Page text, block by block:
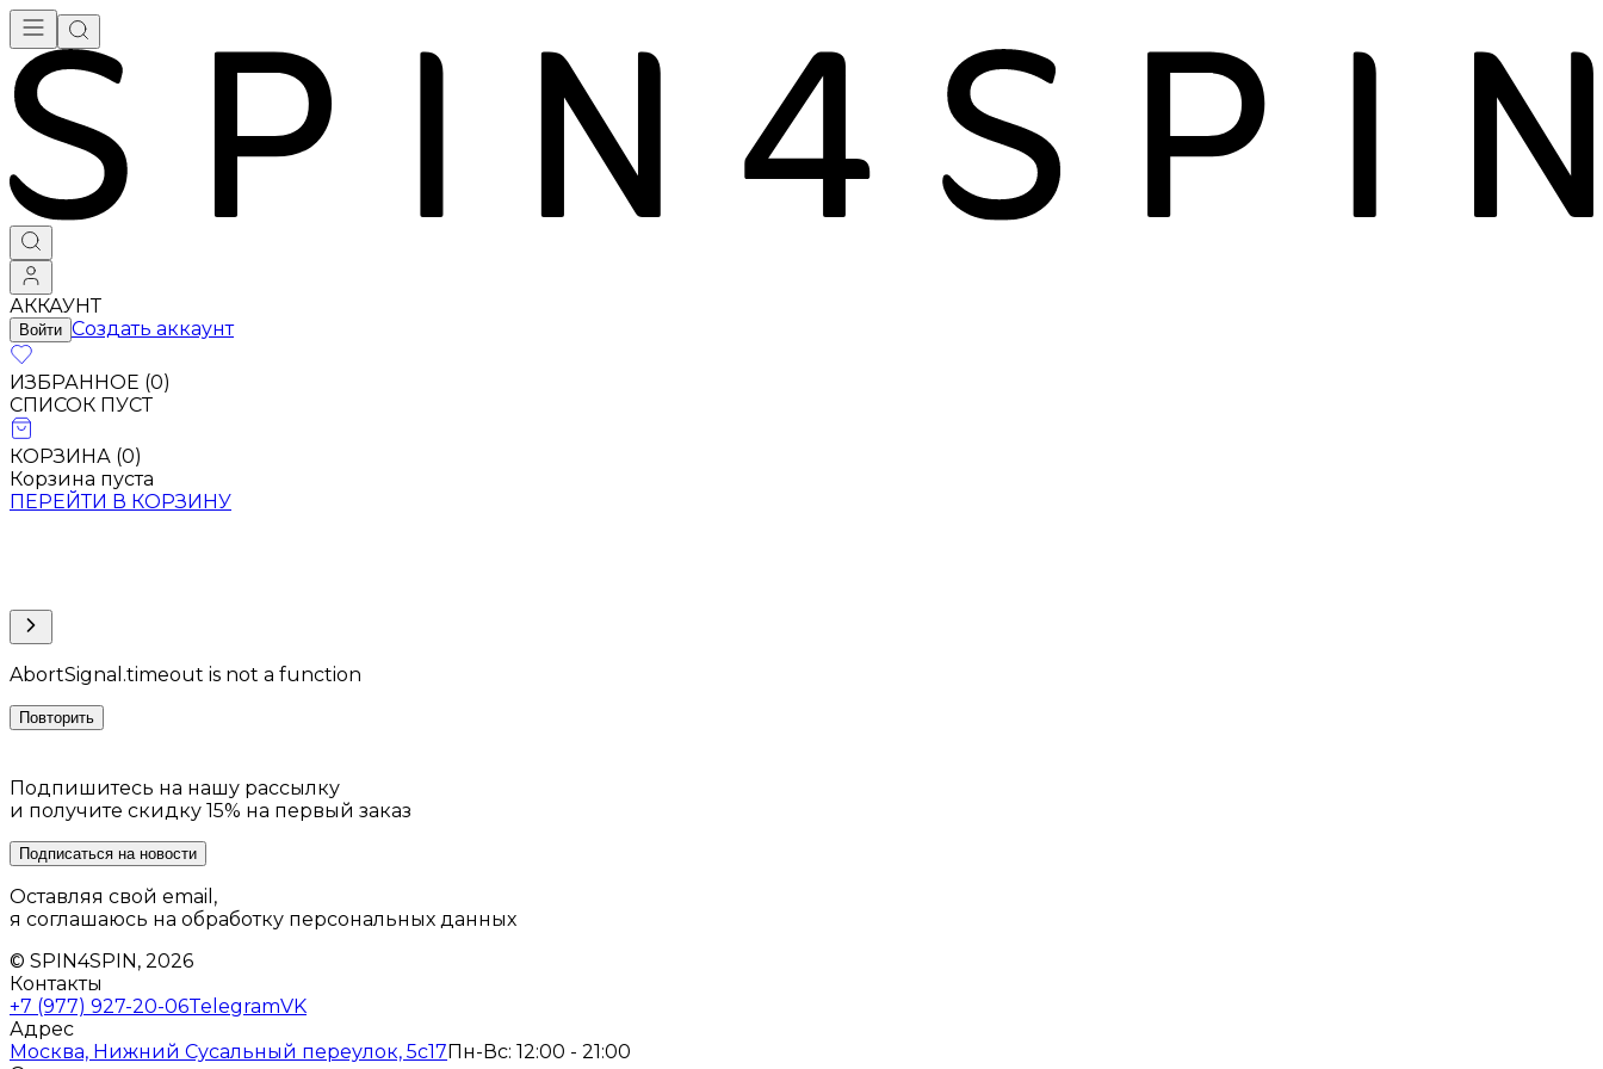
АККАУНТ
Войти Создать аккаунт
ИЗБРАННОЕ (0)
СПИСОК ПУСТ
КОРЗИНА (0)
Корзина пуста
ПЕРЕЙТИ В КОРЗИНУ
AbortSignal.timeout is not a function
Повторить
Подпишитесь на нашу рассылку
и получите скидку 15% на первый заказ
Подписаться на новости
Оставляя свой email,
я соглашаюсь на обработку персональных данных
© SPIN4SPIN, 2026
Контакты
+7 (977) 927-20-06TelegramVK
Адрес
Москва, Нижний Сусальный переулок, 5с17 Пн-Вс: 12:00 - 21:00